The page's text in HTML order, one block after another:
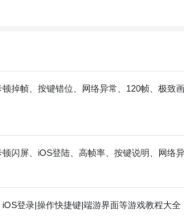
顿掉帧、按键错位、网络异常、120帧、极致
顿闪屏、iOS登陆、高帧率、按键说明、网络
iOS登录|操作快捷键|端游界面等游戏教程大全